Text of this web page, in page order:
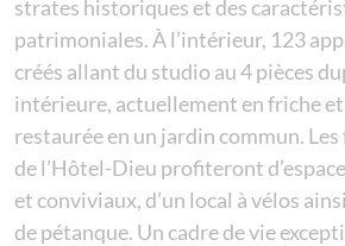
strates historiques et des
patrimoniales. À l’intérieur, 123
créés allant du studio au 4 pièces
intérieure, actuellement en friche
restaurée en un jardin commun.
de l’Hôtel-Dieu profiteront
et conviviaux, d’un local à vélos
de pétanque. Un cadre de vie